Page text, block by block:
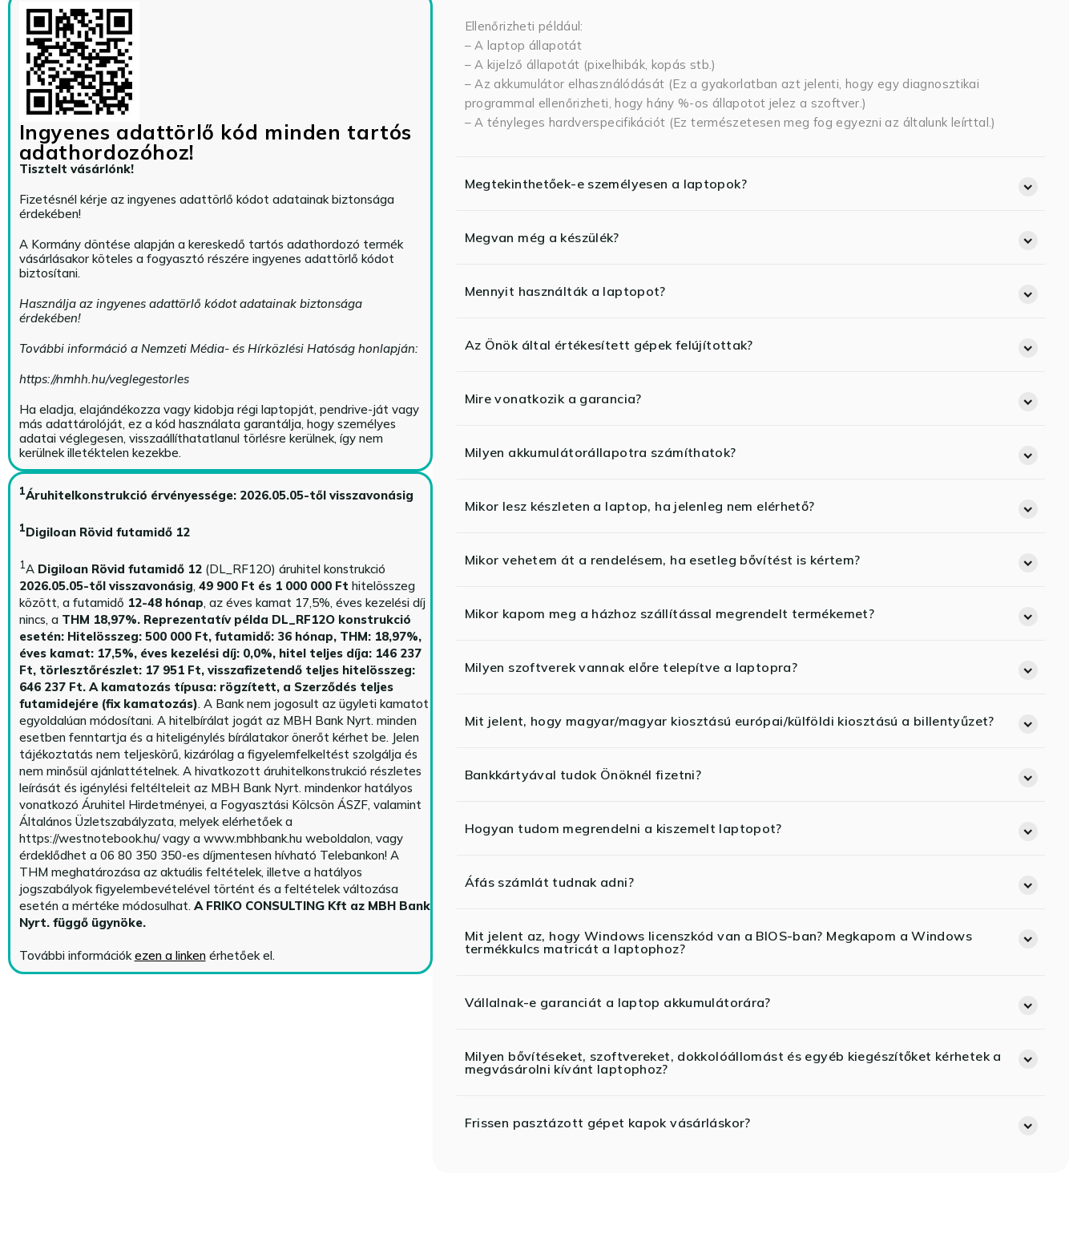
Ingyenes adattörlő kód minden tartós
adathordozóhoz!
Tisztelt vásárlónk!
Fizetésnél kérje az ingyenes adattörlő kódot adatainak biztonsága
érdekében!
A Kormány döntése alapján a kereskedő tartós adathordozó termék
vásárlásakor köteles a fogyasztó részére ingyenes adattörlő kódot
biztosítani.
Használja az ingyenes adattörlő kódot adatainak biztonsága
érdekében!
További információ a Nemzeti Média- és Hírközlési Hatóság honlapján:
https://nmhh.hu/veglegestorles
Ha eladja, elajándékozza vagy kidobja régi laptopját, pendrive-ját vagy
más adattárolóját, ez a kód használata garantálja, hogy személyes
adatai véglegesen, visszaállíthatatlanul törlésre kerülnek, így nem
kerülnek illetéktelen kezekbe.
1Áruhitelkonstrukció érvényessége: 2026.05.05-től visszavonásig
1Digiloan Rövid futamidő 12
1A Digiloan Rövid futamidő 12(DL_RF12O) áruhitel konstrukció
2026.05.05-től visszavonásig, 49 900 Ft és 1 000 000 Ft hitelösszeg
között, a futamidő 12-48 hónap, az éves kamat 17,5%, éves kezelési díj
nincs, a THM 18,97%. Reprezentatív példa DL_RF12O konstrukció
esetén: Hitelösszeg: 500 000 Ft, futamidő: 36 hónap, THM: 18,97%,
éves kamat: 17,5%, éves kezelési díj: 0,0%, hitel teljes díja: 146 237
Ft, törlesztőrészlet: 17 951 Ft, visszafizetendő teljes hitelösszeg:
646 237 Ft. A kamatozás típusa: rögzített, a Szerződés teljes
futamidejére (fix kamatozás). A Bank nem jogosult az ügyleti kamatot
egyoldalúan módosítani. A hitelbírálat jogát az MBH Bank Nyrt. minden
esetben fenntartja és a hiteligénylés bírálatakor önerőt kérhet be. Jelen
tájékoztatás nem teljeskörű, kizárólag a figyelemfelkeltést szolgálja és
nem minősül ajánlattételnek. A hivatkozott áruhitelkonstrukció részletes
leírását és igénylési feltélteleit az MBH Bank Nyrt. mindenkor hatályos
vonatkozó Áruhitel Hirdetményei, a Fogyasztási Kölcsön ÁSZF, valamint
Általános Üzletszabályzata, melyek elérhetőek a
https://westnotebook.hu/vagy a www.mbhbank.hu weboldalon, vagy
érdeklődhet a 06 80 350 350-es díjmentesen hívható Telebankon! A
THM meghatározása az aktuális feltételek, illetve a hatályos
jogszabályok figyelembevételével történt és a feltételek változása
esetén a mértéke módosulhat. A FRIKO CONSULTING Kft az MBH Bank
Nyrt. függő ügynöke.
További információk ezen a linkenérhetőek el.
Ellenőrizheti például:
– A laptop állapotát
– A kijelző állapotát (pixelhibák, kopás stb.)
– Az akkumulátor elhasználódását (Ez a gyakorlatban azt jelenti, hogy egy diagnosztikai
programmal ellenőrizheti, hogy hány %-os állapotot jelez a szoftver.)
– A tényleges hardverspecifikációt (Ez természetesen meg fog egyezni az általunk leírttal.)
Megtekinthetőek-e személyesen a laptopok?
Megvan még a készülék?
Mennyit használták a laptopot?
Az Önök által értékesített gépek felújítottak?
Mire vonatkozik a garancia?
Milyen akkumulátorállapotra számíthatok?
Mikor lesz készleten a laptop, ha jelenleg nem elérhető?
Mikor vehetem át a rendelésem, ha esetleg bővítést is kértem?
Mikor kapom meg a házhoz szállítással megrendelt termékemet?
Milyen szoftverek vannak előre telepítve a laptopra?
Mit jelent, hogy magyar/magyar kiosztású európai/külföldi kiosztású a billentyűzet?
Bankkártyával tudok Önöknél fizetni?
Hogyan tudom megrendelni a kiszemelt laptopot?
Áfás számlát tudnak adni?
Mit jelent az, hogy Windows licenszkód van a BIOS-ban? Megkapom a Windows
termékkulcs matricát a laptophoz?
Vállalnak-e garanciát a laptop akkumulátorára?
Milyen bővítéseket, szoftvereket, dokkolóállomást és egyéb kiegészítőket kérhetek a
megvásárolni kívánt laptophoz?
Frissen pasztázott gépet kapok vásárláskor?